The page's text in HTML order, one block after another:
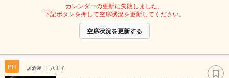
カレンダーの更新に失敗しました。
下記ボタンを押して空席状況を更新してください。
空席状況を更新する
PR 居酒屋 八王子